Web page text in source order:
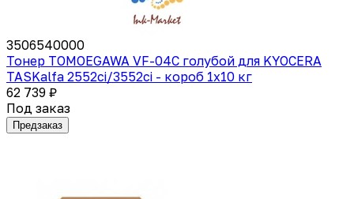
3506540000
Тонер TOMOEGAWA VF-04C голубой для KYOCERA
TASKalfa 2552ci/3552ci - короб 1х10 кг
62 739 ₽
Под заказ
Предзаказ